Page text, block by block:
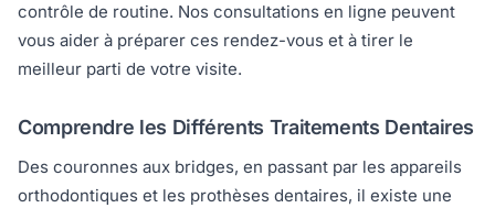
contrôle de routine. Nos consultations en ligne peuvent
vous aider à préparer ces rendez-vous et à tirer le
meilleur parti de votre visite.
Comprendre les Différents Traitements Dentaires
Des couronnes aux bridges, en passant par les appareils
orthodontiques et les prothèses dentaires, il existe une